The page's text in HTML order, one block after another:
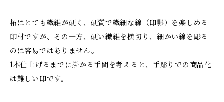
柘はとても繊維が硬く、硬質で繊細な線（印影）を楽しめる
印材ですが、その一方、硬い繊維を横切り、細かい線を彫る
のは容易ではありません。
1本仕上げるまでに掛かる手間を考えると、手彫りでの商品化
は難しい印です。